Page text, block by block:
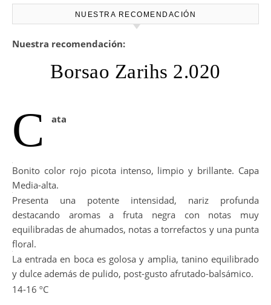
NUESTRA RECOMENDACIÓN
Nuestra recomendación:
Borsao Zarihs 2.020
C ata
Bonito color rojo picota intenso, limpio y brillante. Capa
Media-alta.
Presenta una potente intensidad, nariz profunda
destacando aromas a fruta negra con notas muy
equilibradas de ahumados, notas a torrefactos y una punta
floral.
La entrada en boca es golosa y amplia, tanino equilibrado
y dulce además de pulido, post-gusto afrutado-balsámico.
14-16 ºC